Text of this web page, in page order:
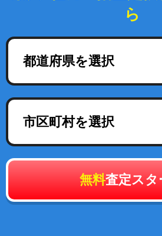
ら
都道府県を選択
市区町村を選択
無料査定スタ